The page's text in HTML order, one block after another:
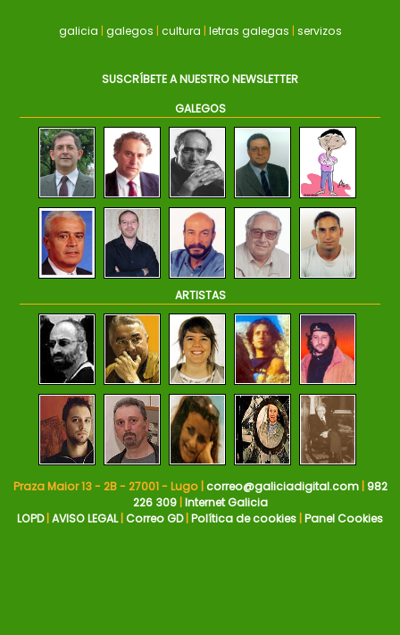
galicia | galegos | cultura | letras galegas | servizos
SUSCRÍBETE A NUESTRO NEWSLETTER
GALEGOS
ARTISTAS
Praza Maior 13 - 2B - 27001 - Lugo | correo@galiciadigital.com| 982
226 309| Internet Galicia
LOPD| AVISO LEGAL| Correo GD| Política de cookies Panel Cookies